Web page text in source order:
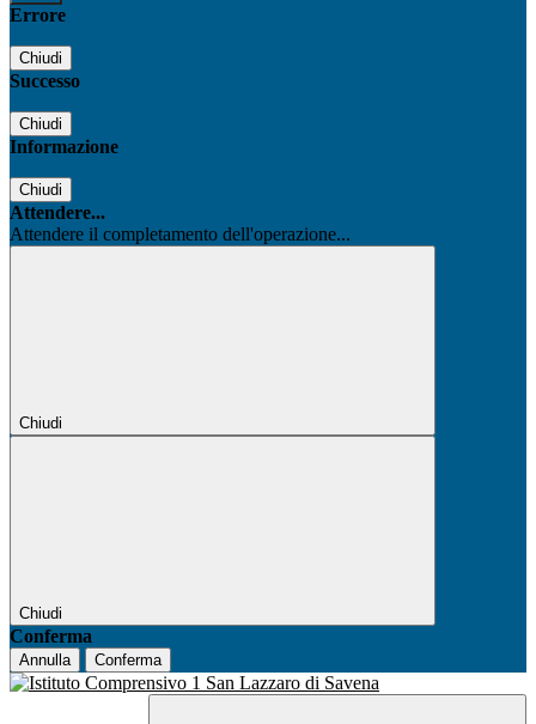
Errore
Chiudi
Successo
Chiudi
Informazione
Chiudi
Attendere...
Attendere il completamento dell'operazione...
Chiudi
Chiudi
Conferma
Annulla Conferma